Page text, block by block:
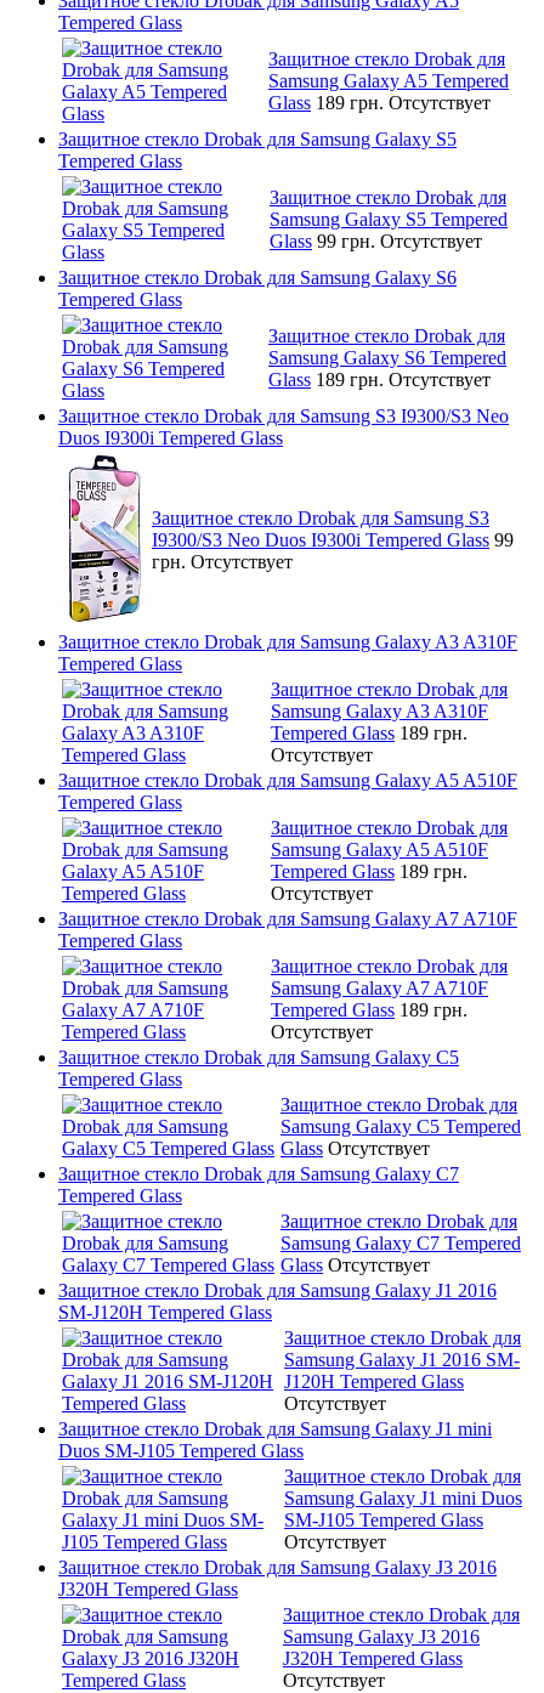
Tempered Glass
Защитное стекло Drobak для
Samsung Galaxy A5 Tempered
Glass 189 грн. Отсутствует
Защитное стекло Drobak для Samsung Galaxy S5
Tempered Glass
Защитное стекло Drobak для
Samsung Galaxy S5 Tempered
Glass 99 грн. Отсутствует
Защитное стекло Drobak для Samsung Galaxy S6
Tempered Glass
Защитное стекло Drobak для
Samsung Galaxy S6 Tempered
Glass 189 грн. Отсутствует
Защитное стекло Drobak для Samsung S3 I9300/S3 Neo
Duos I9300i Tempered Glass
Защитное стекло Drobak для Samsung S3
I9300/S3 Neo Duos I9300i Tempered Glass 99
грн. Отсутствует
Защитное стекло Drobak для Samsung Galaxy A3 A310F
Tempered Glass
Защитное стекло Drobak для
Samsung Galaxy A3 A310F
Tempered Glass 189 грн.
Отсутствует
Защитное стекло Drobak для Samsung Galaxy A5 A510F
Tempered Glass
Защитное стекло Drobak для
Samsung Galaxy A5 A510F
Tempered Glass 189 грн.
Отсутствует
Защитное стекло Drobak для Samsung Galaxy A7 A710F
Tempered Glass
Защитное стекло Drobak для
Samsung Galaxy A7 A710F
Tempered Glass 189 грн.
Отсутствует
Защитное стекло Drobak для Samsung Galaxy C5
Tempered Glass
Защитное стекло Drobak для
Samsung Galaxy C5 Tempered
Glass Отсутствует
Защитное стекло Drobak для Samsung Galaxy C7
Tempered Glass
Защитное стекло Drobak для
Samsung Galaxy C7 Tempered
Glass Отсутствует
Защитное стекло Drobak для Samsung Galaxy J1 2016
SM-J120H Tempered Glass
Защитное стекло Drobak для
Samsung Galaxy J1 2016 SM-
J120H Tempered Glass
Отсутствует
Защитное стекло Drobak для Samsung Galaxy J1 mini
Duos SM-J105 Tempered Glass
Защитное стекло Drobak для
Samsung Galaxy J1 mini Duos
SM-J105 Tempered Glass
Отсутствует
Защитное стекло Drobak для Samsung Galaxy J3 2016
J320H Tempered Glass
Защитное стекло Drobak для
Samsung Galaxy J3 2016
J320H Tempered Glass
Отсутствует